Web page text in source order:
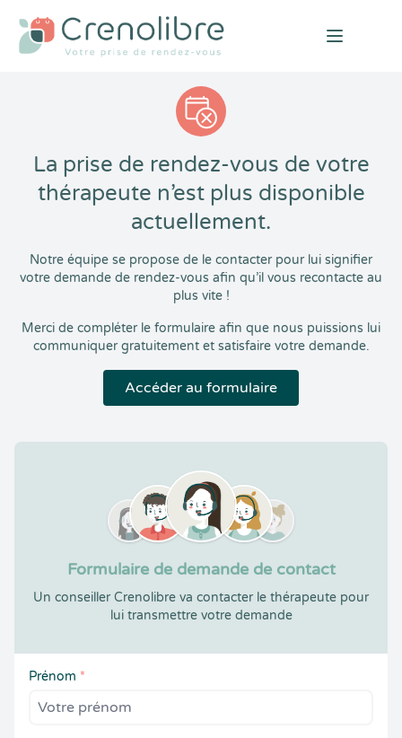
Open
La prise de rendez-vous de votre
thérapeute n’est plus disponible
actuellement.
Notre équipe se propose de le contacter pour lui signifier
votre demande de rendez-vous afin qu’il vous recontacte au
plus vite !
Merci de compléter le formulaire afin que nous puissions lui
communiquer gratuitement et satisfaire votre demande.
Accéder au formulaire
Formulaire de demande de contact
Un conseiller Crenolibre va contacter le thérapeute pour
lui transmettre votre demande
Prénom *